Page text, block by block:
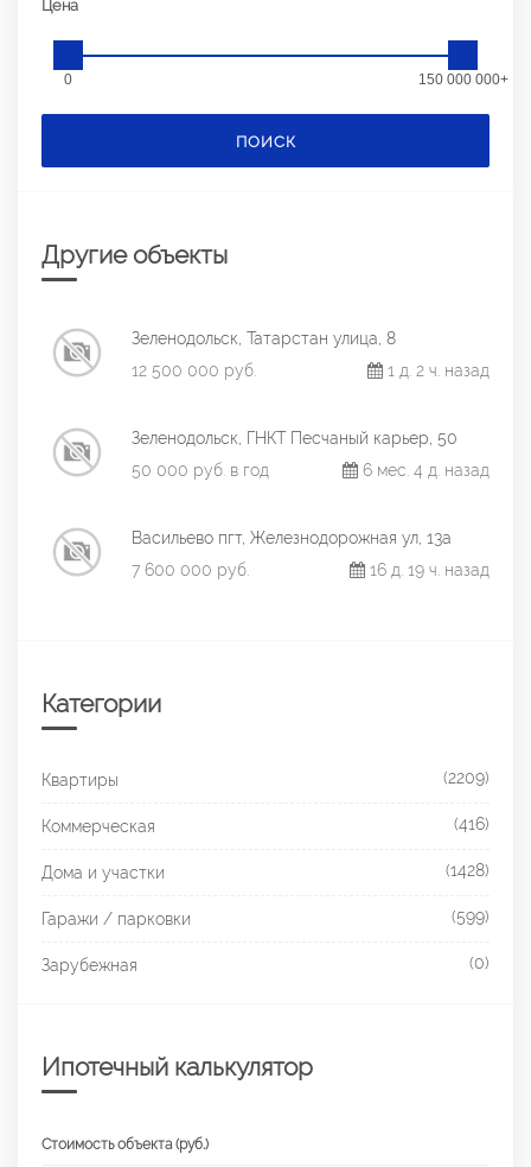
Цена
0 150 000 000+
ПОИСК
Другие объекты
Зеленодольск, Татарстан улица, 8
12 500 000 руб.
1 д. 2 ч. назад
Зеленодольск, ГНКТ Песчаный карьер, 50
50 000 руб. в год
6 мес. 4 д. назад
Васильево пгт, Железнодорожная ул, 13а
7 600 000 руб.
16 д. 19 ч. назад
Категории
Квартиры (2209)
Коммерческая (416)
Дома и участки (1428)
Гаражи / парковки (599)
Зарубежная (0)
Ипотечный калькулятор
Стоимость объекта (руб.)